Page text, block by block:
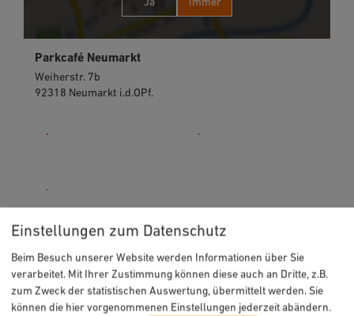
Parkcafé Neumarkt
Weiherstr. 7b
92318 Neumarkt i.d.OPf.
Einstellungen zum Datenschutz
Beim Besuch unserer Website werden Informationen über Sie
verarbeitet. Mit Ihrer Zustimmung können diese auch an Dritte, z.B.
zum Zweck der statistischen Auswertung, übermittelt werden. Sie
können die hier vorgenommenen Einstellungen jederzeit abändern.